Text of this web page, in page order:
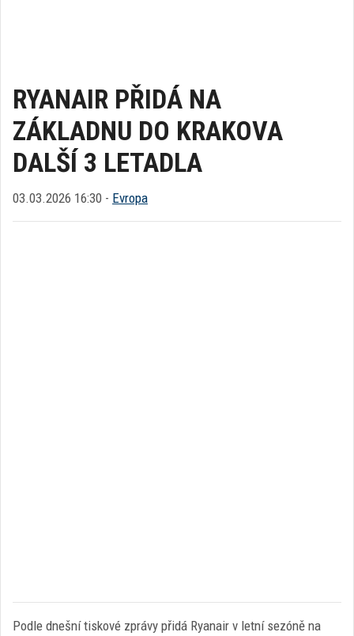
RYANAIR PŘIDÁ NA
ZÁKLADNU DO KRAKOVA
DALŠÍ 3 LETADLA
03.03.2026 16:30 - Evropa
Podle dnešní tiskové zprávy přidá Ryanair v letní sezóně na